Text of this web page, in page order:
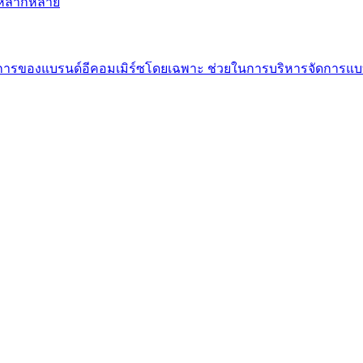
ของแบรนด์อีคอมเมิร์ซโดยเฉพาะ ช่วยในการบริหารจัดการแ